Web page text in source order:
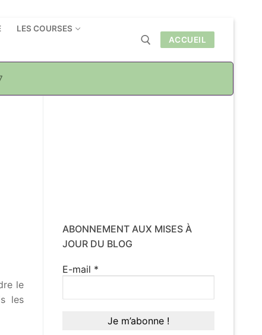
LES COURSES
ACCUEIL
le
les
ABONNEMENT AUX MISES À
JOUR DU BLOG
E-mail *